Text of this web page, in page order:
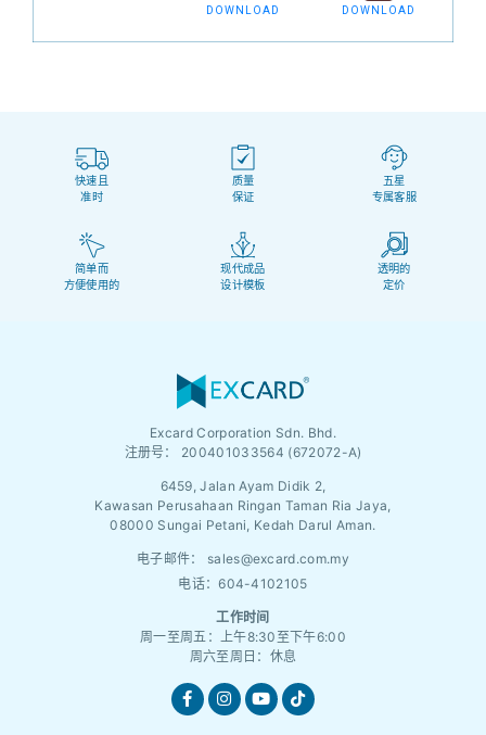
DOWNLOAD DOWNLOAD
快速且
准时
质量
保证
五星
专属客服
简单而
方便使用的
现代成品
设计模板
透明的
定价
Excard Corporation Sdn. Bhd.
注册号： 200401033564 (672072-A)
6459, Jalan Ayam Didik 2,
Kawasan Perusahaan Ringan Taman Ria Jaya,
08000 Sungai Petani, Kedah Darul Aman.
电子邮件： sales@excard.com.my
电话：604-4102105
工作时间
周一至周五：上午8:30至下午6:00
周六至周日：休息